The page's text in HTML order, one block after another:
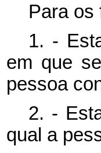
Para os
1. -
em que
pessoa
2. -
qual a